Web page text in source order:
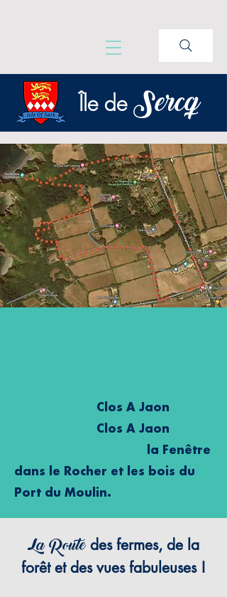
Île de Sercq
Clos A Jaon
Clos A Jaon
la Fenêtre
dans le Rocher et les bois du
Port du Moulin.
La Routedes fermes, de la
forêt et des vues fabuleuses !